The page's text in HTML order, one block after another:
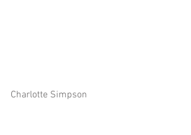
Charlotte Simpson